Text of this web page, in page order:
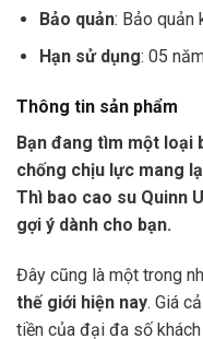
Bảo quản: Bảo quản
Hạn sử dụng: 05
Thông tin sản phẩm
Bạn đang tìm một loại
chống chịu lực mang
Thì bao cao su Quinn
gợi ý dành cho bạn.
Đây cũng là một trong
thế giới hiện nay. Giá
tiền của đại đa số khách